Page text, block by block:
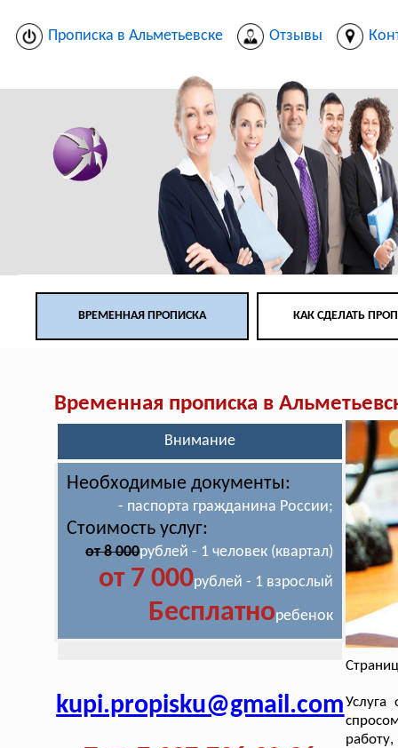
Прописка в Альметьевске Отзывы
ВРЕМЕННАЯ ПРОПИСКА КАК СДЕЛАТЬ
Временная прописка в
Внимание
Необходимые документы:
- паспорта гражданина России;
Стоимость услуг:
от 8 000рублей - 1 человек (квартал)
от 7 000рублей - 1 взрослый
Бесплатноребенок
kupi.propisku@gmail.com